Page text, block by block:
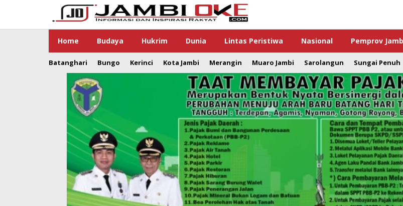
Home Budaya Hukrim Dunia Lintas Peristiwa Nasional Pemprov
Batanghari Bungo Kerinci Kota Jambi Merangin Muaro Jambi Sarolangun Sungai Penuh